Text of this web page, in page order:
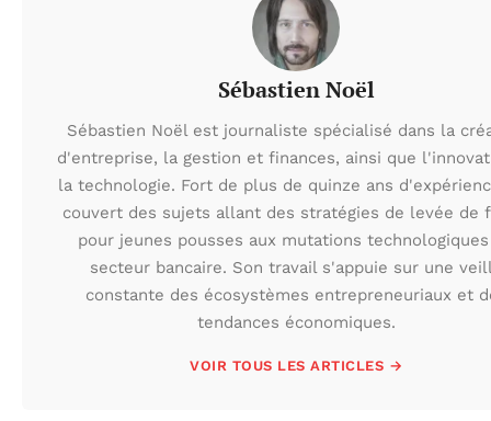
Sébastien Noël
Sébastien Noël est journaliste spécialisé dans la
d'entreprise, la gestion et finances, ainsi que
la technologie. Fort de plus de quinze ans
couvert des sujets allant des stratégies de levée de
pour jeunes pousses aux mutations
secteur bancaire. Son travail s'appuie sur une
constante des écosystèmes entrepreneuriaux et
tendances économiques.
VOIR TOUS LES ARTICLES →